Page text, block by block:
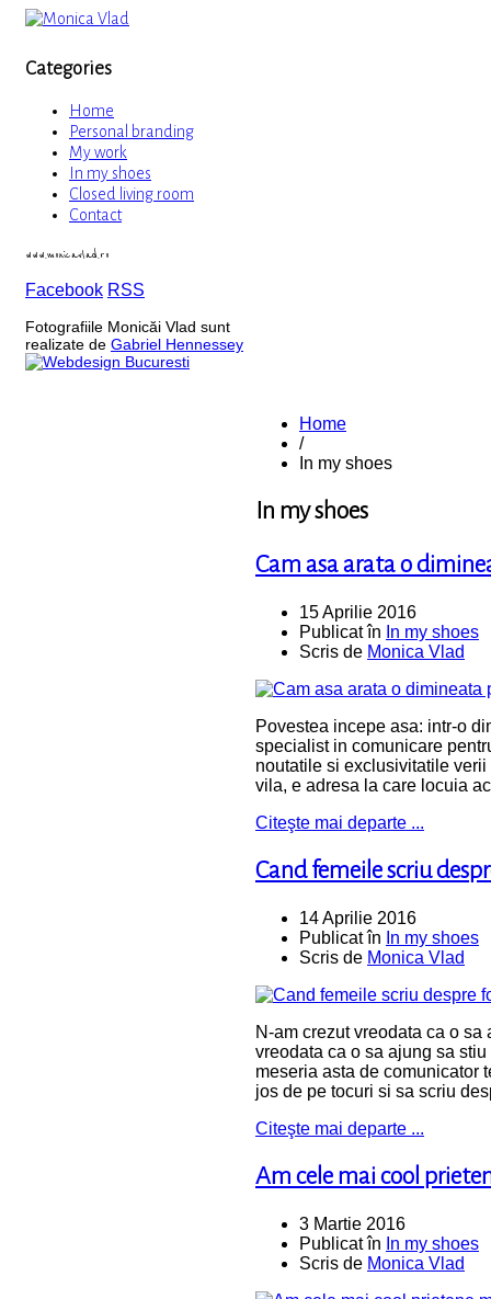
Categories
Home
Personal branding
My work
In my shoes
Closed living room
Contact
www.monicavlad.ro
Facebook RSS
Fotografiile Monicăi Vlad sunt
realizate de Gabriel Hennessey
Home
/
In my shoes
In my shoes
Cam asa arata o
15 Aprilie 2016
Publicat în In my shoes
Scris de Monica Vlad
Povestea incepe asa: intr-o
specialist in comunicare
noutatile si exclusivitatile
vila, e adresa la care locuia
Citeşte mai departe ...
Cand femeile scriu
14 Aprilie 2016
Publicat în In my shoes
Scris de Monica Vlad
N-am crezut vreodata ca o
vreodata ca o sa ajung sa
meseria asta de comunicator
jos de pe tocuri si sa scriu
Citeşte mai departe ...
Am cele mai cool
3 Martie 2016
Publicat în In my shoes
Scris de Monica Vlad